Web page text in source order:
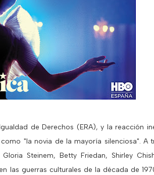
de Derechos (ERA), y la reacción
"la novia de la mayoría silenciosa". A
Steinem, Betty Friedan, Shirley
las guerras culturales de la década de